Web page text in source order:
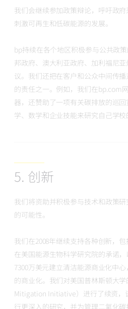
我们会继续参加政策辩论，呼吁政
刺激可再生和低碳能源的发展。
bp持续在各个地区积极参与公共政
邦政府、澳大利亚政府、加利福尼
议。我们还把在客户和公众中间传
的责任之一。例如，我们在bp.com
器，还赞助了一项有关碳排放的巡
学、数学和企业技能来研究自己学校
5. 创新
我们将资助并积极参与技术和政策
的可能性。
我们在2008年继续支持各种创新，
在美国能源生物科学研究院的承诺
7300万美元建立清洁能源商业化中
的商业化。我们对美国普林斯顿大
Mitigation Initiative）进行了续资，
行更深入的研究，并为管理二氧化碳